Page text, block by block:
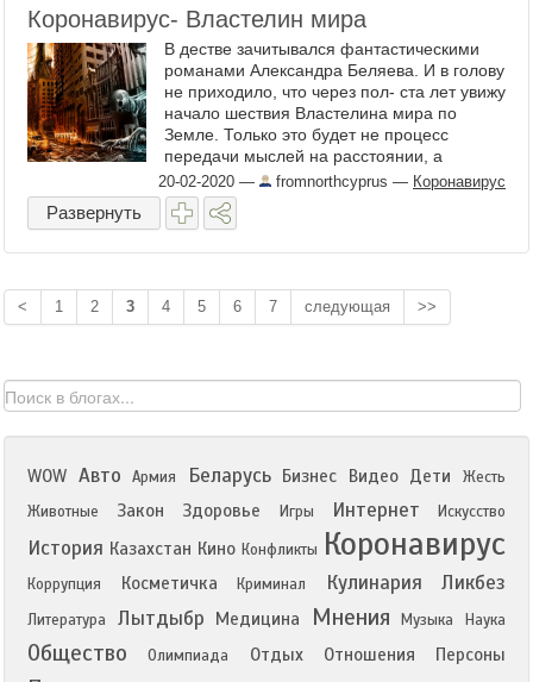
Коронавирус- Властелин мира
В дестве зачитывался фантастическими
романами Александра Беляева. И в голову
не приходило, что через пол- ста лет увижу
начало шествия Властелина мира по
Земле. Только это будет не процесс
передачи мыслей на расстоянии, а
трансфер вируса в самых немыслимых
ситуациях. Смотрите сами. ...
20-02-2020 — fromnorthcyprus — Коронавирус
Развернуть
< 1 2 3 4 5 6 7 следующая >>
WOW Авто Армия Беларусь Бизнес Видео Дети
Жесть
Животные
Закон Здоровье Игры Интернет Искусство
История Казахстан Кино Конфликты Коронавирус
Коррупция Косметичка Криминал Кулинария Ликбез
Литература Лытдыбр Медицина Мнения Музыка Наука
Общество Олимпиада Отдых Отношения Персоны